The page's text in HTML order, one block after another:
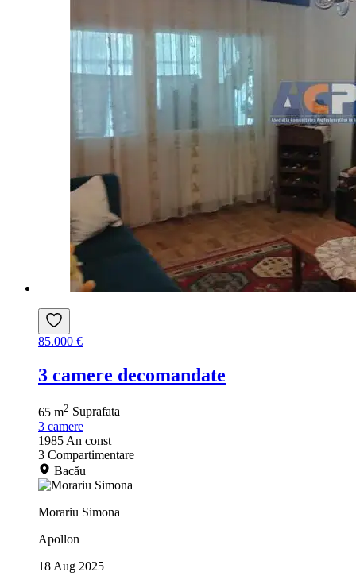
85.000 €
3 camere decomandate
65 m2 Suprafata
3 camere
1985 An const
3 Compartimentare
Bacău
Morariu Simona
Apollon
18 Aug 2025